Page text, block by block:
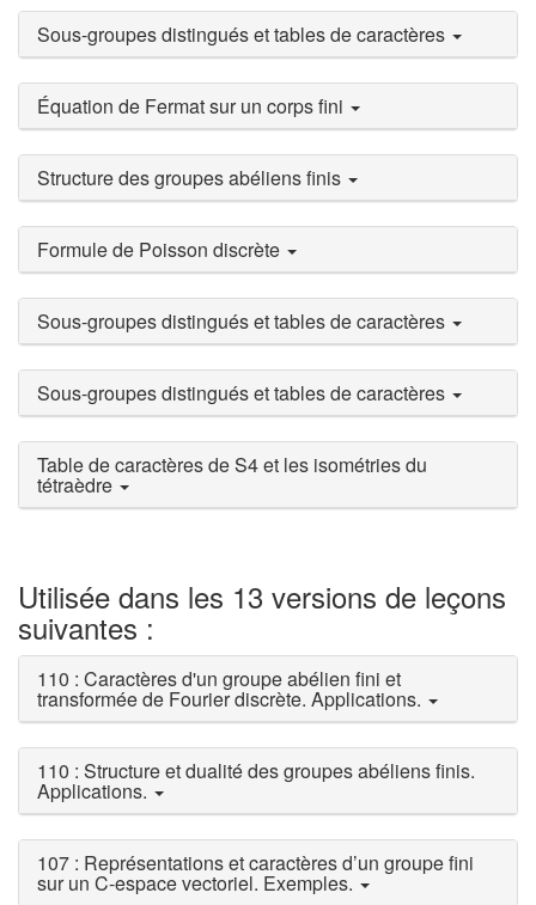
Sous-groupes distingués et tables de caractères
Équation de Fermat sur un corps fini
Structure des groupes abéliens finis
Formule de Poisson discrète
Sous-groupes distingués et tables de caractères
Sous-groupes distingués et tables de caractères
Table de caractères de S4 et les isométries du
tétraèdre
Utilisée dans les 13 versions de leçons
suivantes :
110 : Caractères d'un groupe abélien fini et
transformée de Fourier discrète. Applications.
110 : Structure et dualité des groupes abéliens finis.
Applications.
107 : Représentations et caractères d’un groupe fini
sur un C-espace vectoriel. Exemples.